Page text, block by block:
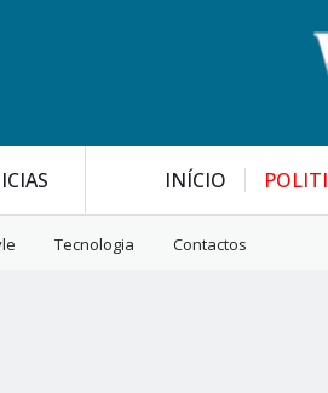
INÍCIO
Tecnologia Contactos